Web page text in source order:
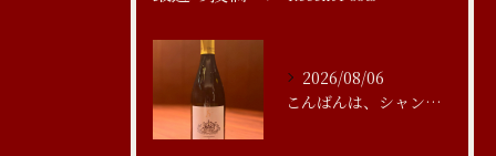
2026/08/06
こんばんは、シャンブルアスリール清水です